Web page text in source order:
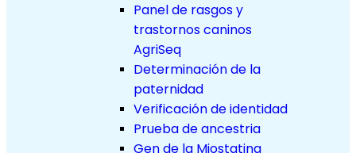
Panel de rasgos y
trastornos caninos
AgriSeq
Determinación de la
paternidad
Verificación de identidad
Prueba de ancestria
Gen de la Miostatina